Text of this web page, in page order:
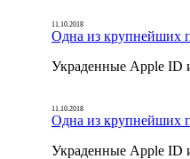
11.10.2018
Одна из крупнейших
Украденные Apple ID
11.10.2018
Одна из крупнейших
Украденные Apple ID